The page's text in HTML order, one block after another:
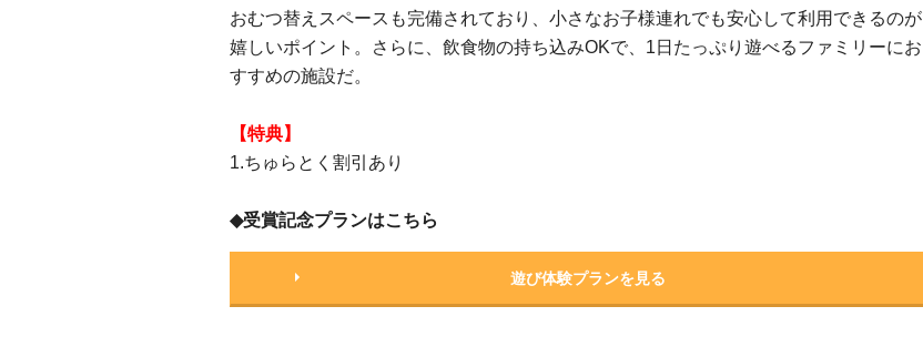
おむつ替えスペースも完備されており、小さなお子様連れでも安心して利用できるのが
嬉しいポイント。さらに、飲食物の持ち込みOKで、1日たっぷり遊べるファミリーにお
すすめの施設だ。
【特典】
1.ちゅらとく割引あり
◆受賞記念プランはこちら
遊び体験プランを見る